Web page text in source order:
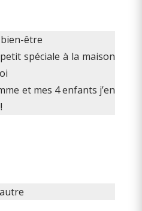
bien-être
spéciale à la maison
et mes 4 enfants j’en